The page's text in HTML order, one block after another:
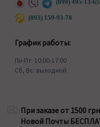
(099) 495-13-65
(093) 159-93-78
График работы:
Пн-Пт: 10:00-17:00
Сб, Вс: выходной
При заказе от 1500
Новой Почты